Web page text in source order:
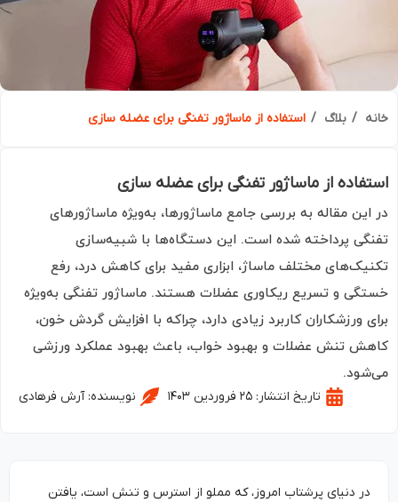
بلاگ استفاده از ماساژور تفنگی برای عضله سازی
از ماساژور تفنگی برای عضله سازی
مقاله به بررسی جامع ماساژورها، به‌ویژه ماساژورهای
پرداخته شده است. این دستگاه‌ها با شبیه‌سازی
مختلف ماساژ، ابزاری مفید برای کاهش درد، رفع
و تسریع ریکاوری عضلات هستند. ماساژور تفنگی به‌ویژه
ورزشکاران کاربرد زیادی دارد، چراکه با افزایش گردش خون،
تنش عضلات و بهبود خواب، باعث بهبود عملکرد ورزشی
تاریخ انتشار: ۲۵ فروردین ۱۴۰۳ نویسنده:آرش فرهادی
در دنیای پرشتاب امروز، که مملو از استرس و تنش است، یافتن